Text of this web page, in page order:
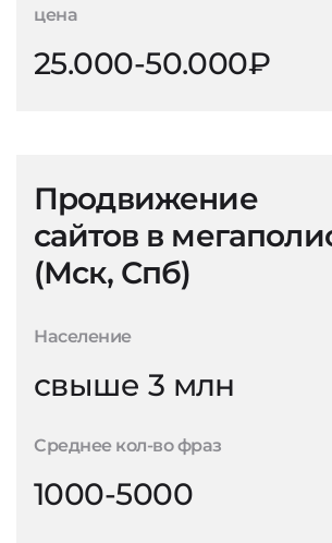
цена
25.000-50.000₽
Продвижение
сайтов в
(Мск, Спб)
Население
свыше 3 млн
Среднее кол-во фраз
1000-5000